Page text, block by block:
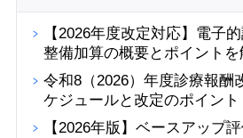
【2026年度改定対応】電子
整備加算の概要とポイントを
令和8（2026）年度診療報酬
ケジュールと改定のポイント
【2026年版】ベースアップ